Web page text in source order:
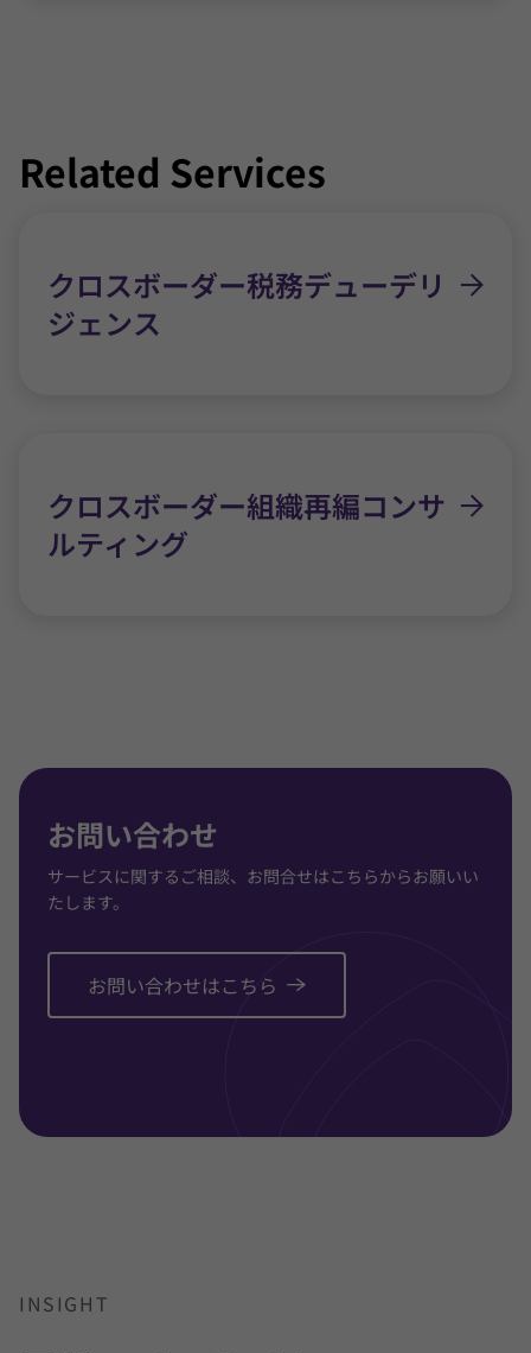
Related Services
クロスボーダー税務デューデリ
ジェンス
クロスボーダー組織再編コンサ
ルティング
お問い合わせ
サービスに関するご相談、お問合せはこちらからお願いい
たします。
お問い合わせはこちら
INSIGHT